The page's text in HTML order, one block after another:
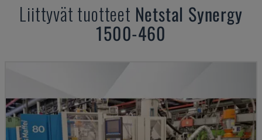
Liittyvät tuotteet Netstal Synergy
1500-460